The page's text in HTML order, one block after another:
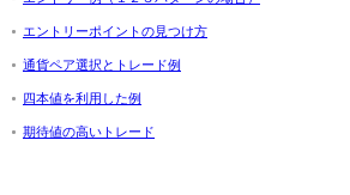
エントリーポイントの見つけ方
通貨ペア選択とトレード例
四本値を利用した例
期待値の高いトレード